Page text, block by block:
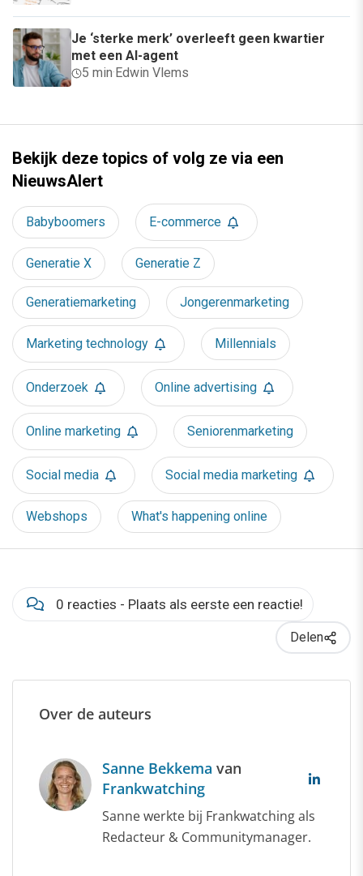
Je ‘sterke merk’ overleeft geen kwartier
met een AI-agent
5 min· Edwin Vlems
Bekijk deze topics of volg ze via een
NieuwsAlert
Babyboomers E-commerce
Generatie X Generatie Z
Generatiemarketing Jongerenmarketing
Marketing technology Millennials
Onderzoek Online advertising
Online marketing Seniorenmarketing
Social media Social media marketing
Webshops What's happening online
0 reacties - Plaats als eerste een reactie!
Delen
Over de auteurs
Sanne Bekkema van
Frankwatching
Sanne werkte bij Frankwatching als
Redacteur & Communitymanager.